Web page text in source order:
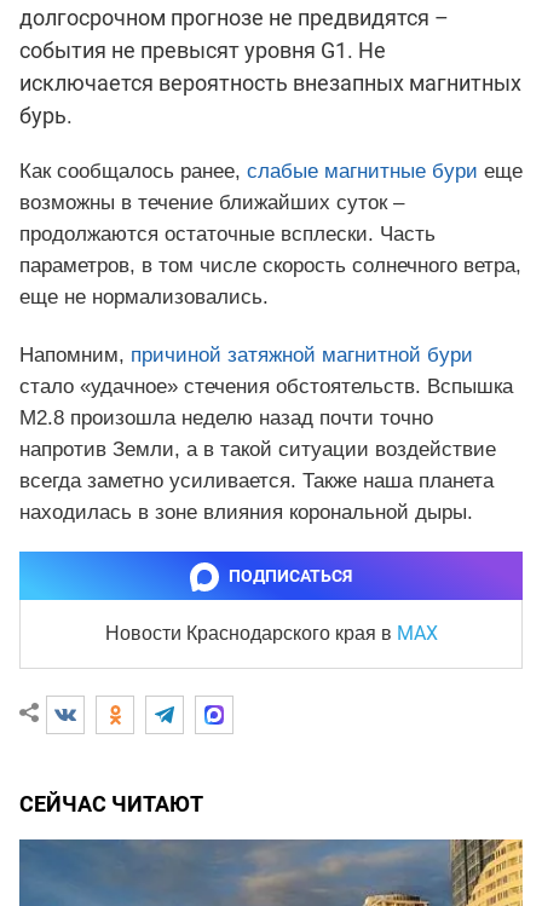
долгосрочном прогнозе не предвидятся –
события не превысят уровня G1. Не
исключается вероятность внезапных магнитных
бурь.
Как сообщалось ранее, слабые магнитные бури еще
возможны в течение ближайших суток –
продолжаются остаточные всплески. Часть
параметров, в том числе скорость солнечного ветра,
еще не нормализовались.
Напомним, причиной затяжной магнитной бури
стало «удачное» стечения обстоятельств. Вспышка
М2.8 произошла неделю назад почти точно
напротив Земли, а в такой ситуации воздействие
всегда заметно усиливается. Также наша планета
находилась в зоне влияния корональной дыры.
ПОДПИСАТЬСЯ
Новости Краснодарского края в MAX
СЕЙЧАС ЧИТАЮТ